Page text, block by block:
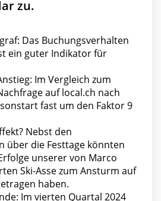
zu.
Das Buchungsverhalten
ein guter Indikator für
Im Vergleich zum
auf local.ch nach
fast um den Faktor 9
Nebst den
über die Festtage könnten
unserer von Marco
Ski-Asse zum Ansturm auf
haben.
Im vierten Quartal 2024